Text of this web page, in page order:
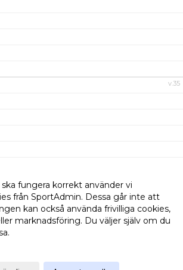
v.35
fungera korrekt använder vi
från SportAdmin. Dessa går inte att
kan också använda frivilliga cookies,
marknadsföring. Du väljer själv om du